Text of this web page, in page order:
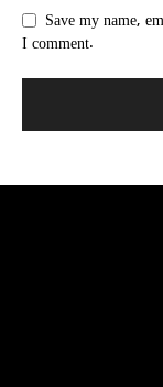
Save my name,
I comment.